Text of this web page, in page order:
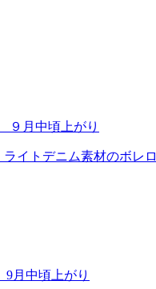
月中頃上がり
イトデニム素材のボレロ
中頃上がり